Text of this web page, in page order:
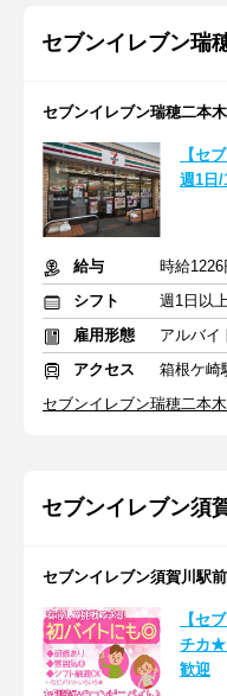
セブンイレブン瑞
セブンイレブン瑞穂二本
【セ
週1日
給与
時給
シフト
週1日以
雇用形態
アルバイ
アクセス
箱根ケ崎
セブンイレブン瑞穂二本
セブンイレブン須
セブンイレブン須賀川駅
【セ
チカ★
歓迎